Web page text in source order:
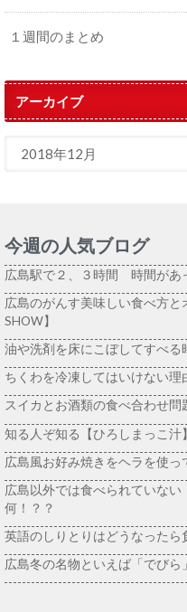
１週間のまとめ
アーカイブ
今週の人気ブログ
広島駅で２、３時間 時間があ
広島のがんす美味しい食べ方
SHOW】
油や洗剤を床にこぼしてすべる
ちくわを冷凍してはいけない理
スイカとお酒類の食べ合わせ問
知る人ぞ知る【ひろしまっこ汁】
広島風お好み焼きをヘラを使
広島以外では食べられていな
何！？？
英語のしりとりはどうなったら
広島冬の名物といえば「でびら